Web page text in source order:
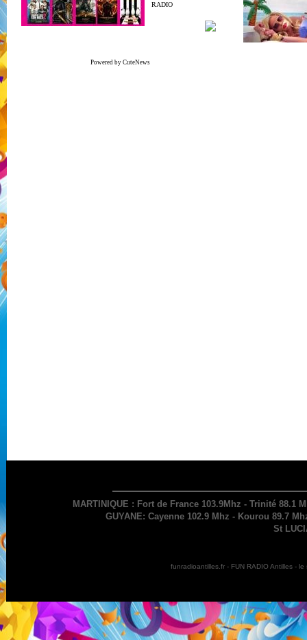
RADIO
Powered by CuteNews
MARTINIQUE : Fort de France 103.9Mhz - Trinité 88.1
GUYANE: Cayenne 102.9 Mhz - Kourou 89.7
St
funradioantilles.fr - FUN RADIO Antilles -